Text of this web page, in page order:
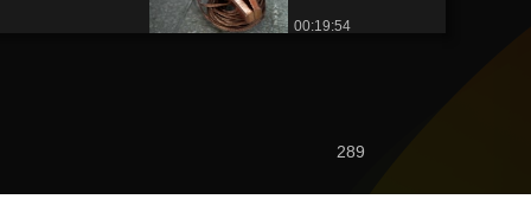
00:19:54
《大国工匠》 第二集
289